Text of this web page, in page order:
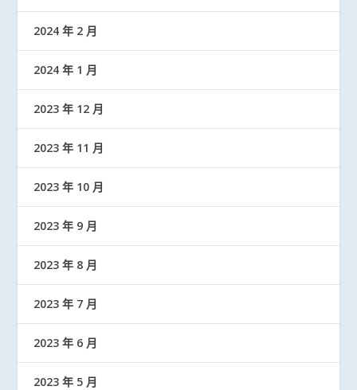
2024 年 2 月
2024 年 1 月
2023 年 12 月
2023 年 11 月
2023 年 10 月
2023 年 9 月
2023 年 8 月
2023 年 7 月
2023 年 6 月
2023 年 5 月